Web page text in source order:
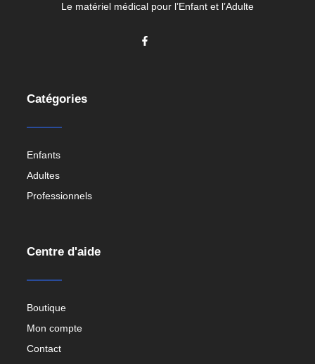
Le matériel médical pour l’Enfant et l’Adulte
Catégories
Enfants
Adultes
Professionnels
Centre d'aide
Boutique
Mon compte
Contact